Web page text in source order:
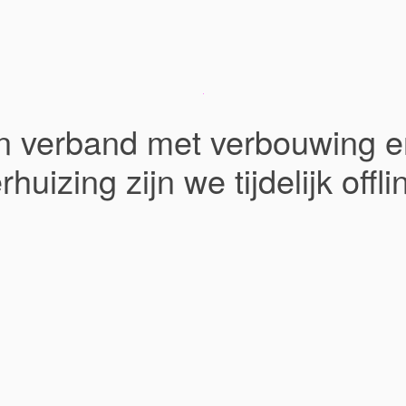
verband met verbouwing
zijn we tijdelijk